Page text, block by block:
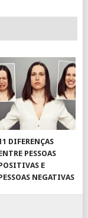
DIFERENÇAS
PESSOAS
E
NEGATIVAS